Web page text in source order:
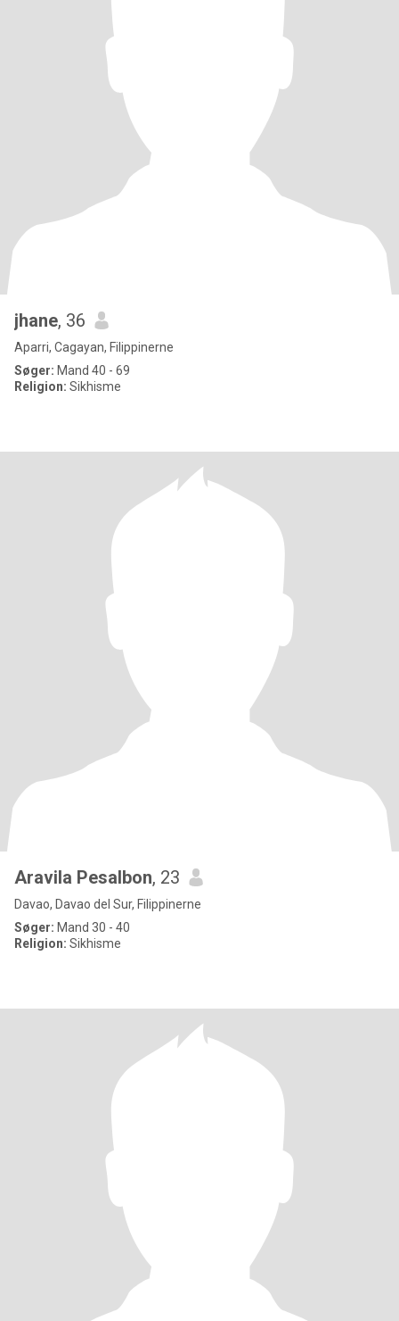
jhane, 36
Aparri, Cagayan, Filippinerne
Søger: Mand 40 - 69
Religion: Sikhisme
Aravila Pesalbon, 23
Davao, Davao del Sur, Filippinerne
Søger: Mand 30 - 40
Religion: Sikhisme